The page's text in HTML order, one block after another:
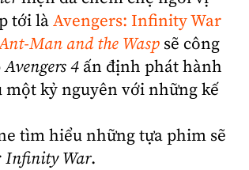
tới làAvengers: Infinity War
Man and the Wasp sẽ công
Avengers4 ấn định phát hành
một kỷ nguyên với những kế
tìm hiểu những tựa phim sẽ
Infinity War.